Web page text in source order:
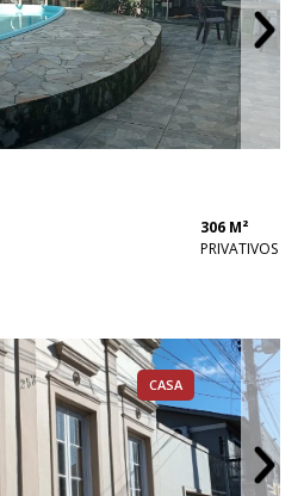
306 M²
PRIVATIVOS
CASA